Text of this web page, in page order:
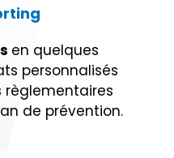
en quelques
personnalisés
règlementaires
de prévention.